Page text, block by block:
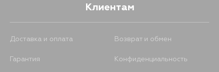
Клиентам
Доставка и оплата Возврат и обмен
Гарантия Конфиденциальность